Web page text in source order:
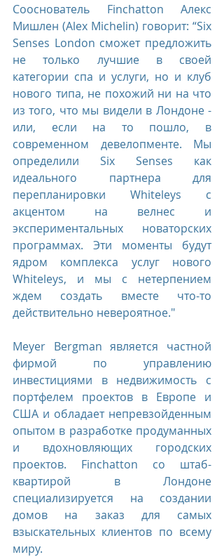
Сооснователь Finchatton Алекс
Мишлен (Alex Michelin) говорит: “Six
Senses London сможет предложить
не только лучшие в своей
категории спа и услуги, но и клуб
нового типа, не похожий ни на что
из того, что мы видели в Лондоне -
или, если на то пошло, в
современном девелопменте. Мы
определили Six Senses как
идеального партнера для
перепланировки Whiteleys с
акцентом на велнес и
экспериментальных новаторских
программах. Эти моменты будут
ядром комплекса услуг нового
Whiteleys, и мы с нетерпением
ждем создать вместе что-то
действительно невероятное."
Meyer Bergman является частной
фирмой по управлению
инвестициями в недвижимость с
портфелем проектов в Европе и
США и обладает непревзойденным
опытом в разработке продуманных
и вдохновляющих городских
проектов. Finchatton со штаб-
квартирой в Лондоне
специализируется на создании
домов на заказ для самых
взыскательных клиентов по всему
миру.